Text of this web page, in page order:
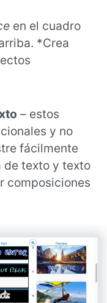
en el cuadro
*Crea
– estos
y no
fácilmente
de texto y texto
composiciones